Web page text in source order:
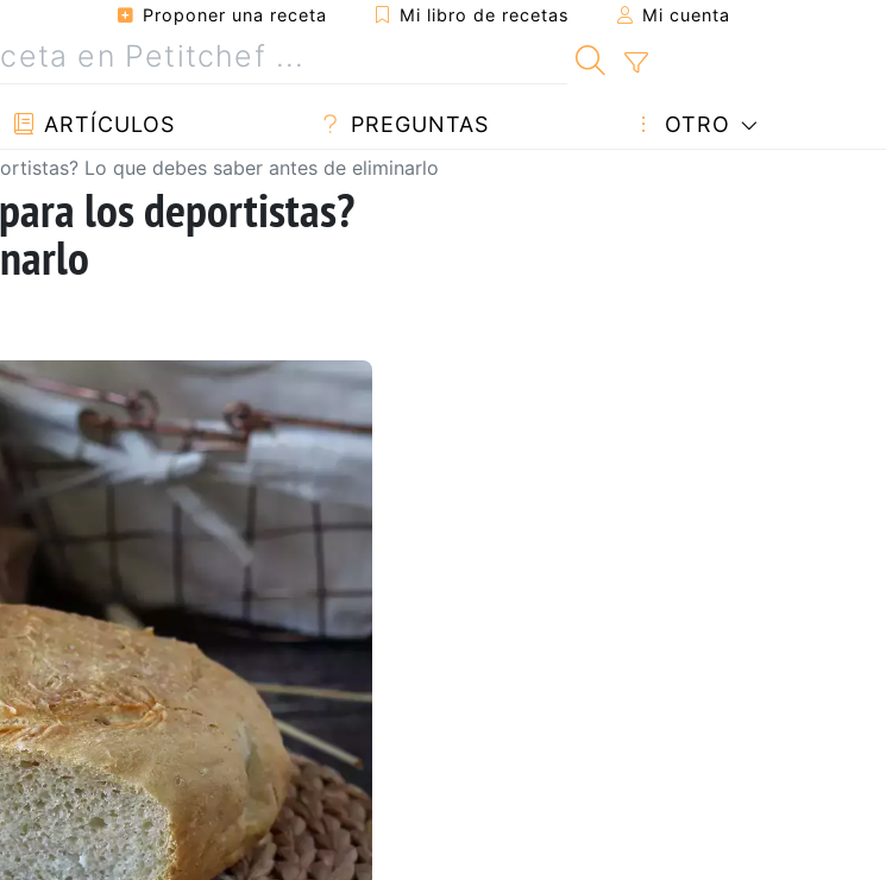
Proponer una receta Mi libro de recetas Mi cuenta
ARTÍCULOS PREGUNTAS OTRO
Lo que debes saber antes de eliminarlo
los deportistas?